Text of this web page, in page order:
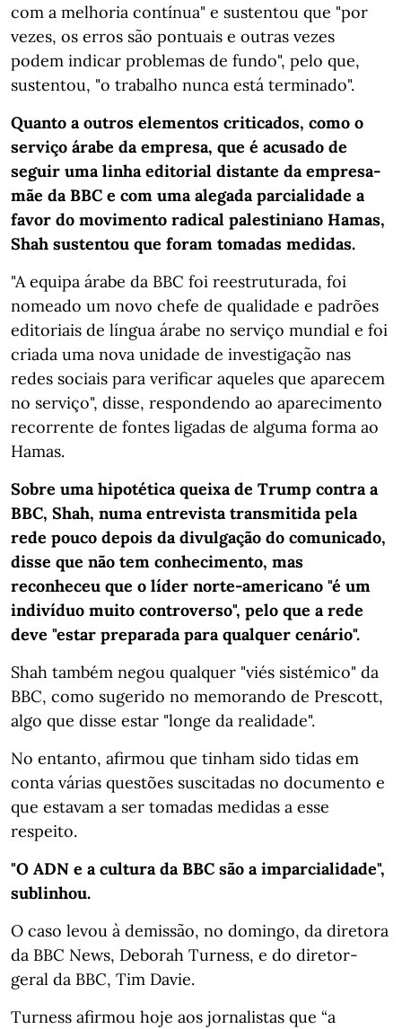
com a melhoria contínua" e sustentou que "por
vezes, os erros são pontuais e outras vezes
podem indicar problemas de fundo", pelo que,
sustentou, "o trabalho nunca está terminado".
Quanto a outros elementos criticados, como o
serviço árabe da empresa, que é acusado de
seguir uma linha editorial distante da empresa-
mãe da BBC e com uma alegada parcialidade a
favor do movimento radical palestiniano Hamas,
Shah sustentou que foram tomadas medidas.
"A equipa árabe da BBC foi reestruturada, foi
nomeado um novo chefe de qualidade e padrões
editoriais de língua árabe no serviço mundial e foi
criada uma nova unidade de investigação nas
redes sociais para verificar aqueles que aparecem
no serviço", disse, respondendo ao aparecimento
recorrente de fontes ligadas de alguma forma ao
Hamas.
Sobre uma hipotética queixa de Trump contra a
BBC, Shah, numa entrevista transmitida pela
rede pouco depois da divulgação do comunicado,
disse que não tem conhecimento, mas
reconheceu que o líder norte-americano "é um
indivíduo muito controverso", pelo que a rede
deve "estar preparada para qualquer cenário".
Shah também negou qualquer "viés sistémico" da
BBC, como sugerido no memorando de Prescott,
algo que disse estar "longe da realidade".
No entanto, afirmou que tinham sido tidas em
conta várias questões suscitadas no documento e
que estavam a ser tomadas medidas a esse
respeito.
"O ADN e a cultura da BBC são a imparcialidade",
sublinhou.
O caso levou à demissão, no domingo, da diretora
da BBC News, Deborah Turness, e do diretor-
geral da BBC, Tim Davie.
Turness afirmou hoje aos jornalistas que “a